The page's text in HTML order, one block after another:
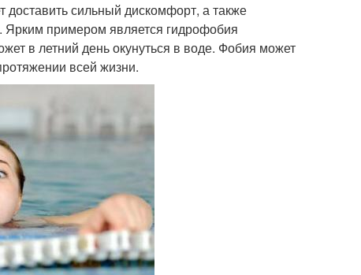
доставить сильный дискомфорт, а также
примером является гидрофобия
в летний день окунуться в воде. Фобия может
всей жизни.